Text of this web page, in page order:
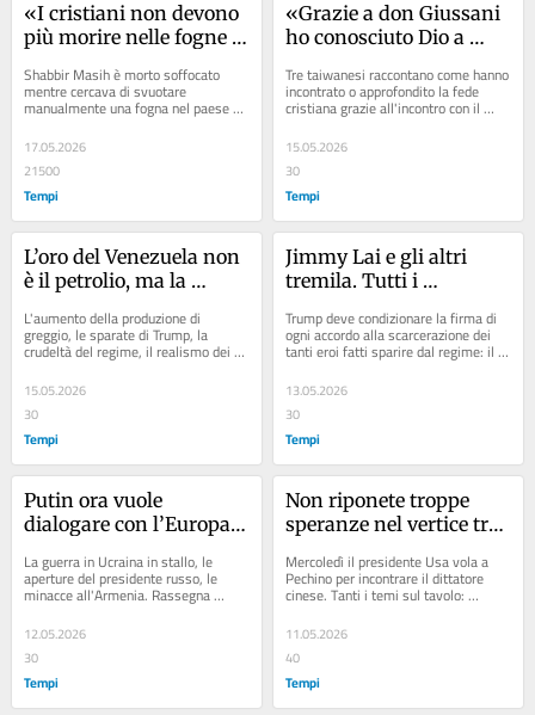
«I cristiani non devono
più morire nelle fogne
Shabbir Masih è morto soffocato
mentre cercava di svuotare
manualmente una fogna nel paese
islamico. «I cristiani sono
discriminati in modo...
17.05.2026
21500
Tempi
«Grazie a don Giussani
ho conosciuto Dio a
Tre taiwanesi raccontano come hanno
incontrato o approfondito la fede
cristiana grazie all'incontro con il
movimento di don Luigi Giussani
15.05.2026
30
Tempi
L’oro del Venezuela non
è il petrolio, ma la
L'aumento della produzione di
greggio, le sparate di Trump, la
crudeltà del regime, il realismo dei
vescovi. Rassegna ragionata dal web
15.05.2026
30
Tempi
Jimmy Lai e gli altri
tremila. Tutti i
Cina deve liberare
Trump deve condizionare la firma di
ogni accordo alla scarcerazione dei
tanti eroi fatti sparire dal regime: il
"Bridge Man" Peng Lifa, la blogger...
13.05.2026
30
Tempi
Putin ora vuole
dialogare con l’Europa:
La guerra in Ucraina in stallo, le
aperture del presidente russo, le
minacce all'Armenia. Rassegna
12.05.2026
30
Tempi
Non riponete troppe
speranze nel vertice tra
Mercoledì il presidente Usa vola a
Pechino per incontrare il dittatore
cinese. Tanti i temi sul tavolo:
all'Ai...
11.05.2026
40
Tempi